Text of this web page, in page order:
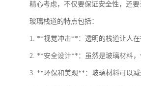
精心考虑，不仅要保证安全性，还
玻璃栈道的特点包括：
1. **视觉冲击**：透明的栈道让人在
2. **安全设计**：虽然是玻璃材料，
3. **环保和美观**：玻璃材料可以减